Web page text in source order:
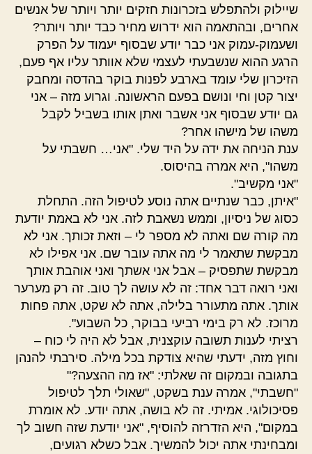
שיילוק ולהתפלש בזכרונות חזקים יותר ויותר של אנשים
אחרים, ובהתאמה הוא ידרוש מחיר כבד יותר ויותר?
ושעמוק-עמוק אני כבר יודע שבסוף יעמוד על הפרק
הרגע ההוא שנשבעתי לעצמי שלא אוותר עליו אף פעם,
הזיכרון שלי עומד בארבע לפנות בוקר בהדסה ומחבק
יצור קטן וחי ונושם בפעם הראשונה. וגרוע מזה – אני
גם יודע שבסוף אני אשבר ואתן אותו בשביל לקבל
משהו של מישהו אחר?
ענת הניחה את ידה על היד שלי. "אני… חשבתי על
משהו", היא אמרה בהיסוס.
"אני מקשיב".
"איתן, כבר שנתיים אתה נוסע לטיפול הזה. התחלת
כסוג של ניסיון, וממש נשאבת לזה. אני לא באמת יודעת
מה קורה שם ואתה לא מספר לי – וזאת זכותך. אני לא
מבקשת שתאמר לי מה אתה עובר שם. אני אפילו לא
מבקשת שתפסיק – אבל אני אשתך ואני אוהבת אותך
ואני רואה דבר אחד: זה לא עושה לך טוב. זה רק מערער
אותך. אתה מתעורר בלילה, אתה לא שקט, אתה פחות
מרוכז. לא רק בימי רביעי בבוקר, כל השבוע".
רציתי לענות תשובה עוקצנית, אבל לא היה לי כוח –
וחוץ מזה, ידעתי שהיא צודקת בכל מילה. סירבתי להנהן
בתגובה ובמקום זה שאלתי: "אז מה ההצעה?"
"חשבתי", אמרה ענת בשקט, "שאולי תלך לטיפול
פסיכולוגי. אמיתי. זה לא בושה, אתה יודע. לא אומרת
במקום", היא הזדרזה להוסיף, "אני יודעת שזה חשוב לך
ומבחינתי אתה יכול להמשיך. אבל כשלא רגועים,